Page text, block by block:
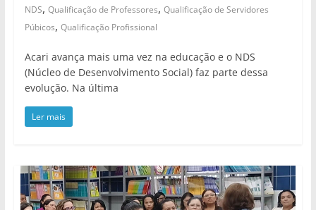
NDS, Qualificação de Professores, Qualificação de Servidores
Púbicos, Qualificação Profissional
Acari avança mais uma vez na educação e o NDS
(Núcleo de Desenvolvimento Social) faz parte dessa
evolução. Na última
Ler mais